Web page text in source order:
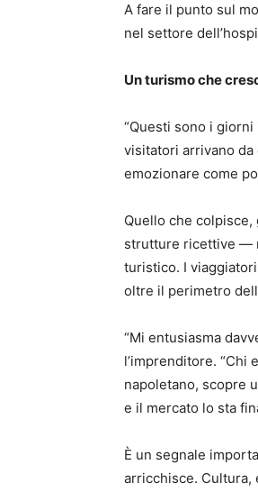
A fare il punto sul
nel settore
Un turismo che
“Questi sono i
visitatori arrivano da
emozionare come
Quello che colpisce,
strutture ricettive —
turistico. I
oltre il perimetro
“Mi entusiasma
l’imprenditore. “Chi
napoletano, scopre
e il mercato lo sta
È un segnale
arricchisce. Cultura,